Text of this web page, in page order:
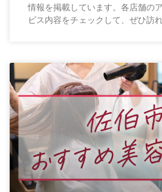
情報を掲載しています。各店舗の
ビス内容をチェックして、ぜひ訪